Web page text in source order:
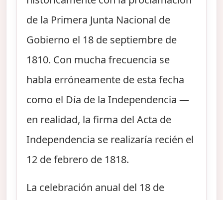
de la Primera Junta Nacional de
Gobierno el 18 de septiembre de
1810. Con mucha frecuencia se
habla erróneamente de esta fecha
como el Día de la Independencia —
en realidad, la firma del Acta de
Independencia se realizaría recién el
12 de febrero de 1818.
La celebración anual del 18 de